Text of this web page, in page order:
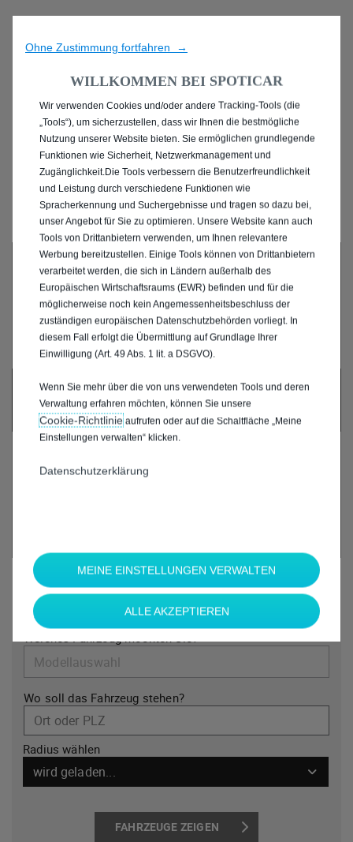
ENTDECKEN SIE ALLE
GEBRAUCHTWAGEN IN
GÖRLITZ
UM DIESE GOOGLE MAPS-KARTE ANZUZEIGEN,
AKZEPTIEREN SIE BITTE DIE FÜR
MARKETING/WERBUNG RELEVANTEN-COOKIES.
Welche Marke möchten Sie?*
Welches Fahrzeug möchten Sie?
Wo soll das Fahrzeug stehen?
Ort oder PLZ
Radius wählen
wird geladen...
FAHRZEUGE ZEIGEN
Ohne Zustimmung fortfahren →
WILLKOMMEN BEI SPOTICAR
Wir verwenden Cookies und/oder andere Tracking-Tools (die
„Tools“), um sicherzustellen, dass wir Ihnen die bestmögliche
Nutzung unserer Website bieten. Sie ermöglichen grundlegende
Funktionen wie Sicherheit, Netzwerkmanagement und
Zugänglichkeit.Die Tools verbessern die Benutzerfreundlichkeit
und Leistung durch verschiedene Funktionen wie
Spracherkennung und Suchergebnisse und tragen so dazu bei,
unser Angebot für Sie zu optimieren. Unsere Website kann auch
Tools von Drittanbietern verwenden, um Ihnen relevantere
Werbung bereitzustellen. Einige Tools können von Drittanbietern
verarbeitet werden, die sich in Ländern außerhalb des
Europäischen Wirtschaftsraums (EWR) befinden und für die
möglicherweise noch kein Angemessenheitsbeschluss der
zuständigen europäischen Datenschutzbehörden vorliegt. In
diesem Fall erfolgt die Übermittlung auf Grundlage Ihrer
Einwilligung (Art. 49 Abs. 1 lit. a DSGVO).
Wenn Sie mehr über die von uns verwendeten Tools und deren
Verwaltung erfahren möchten, können Sie unsere
Cookie‑Richtlinieaufrufen oder auf die Schaltfläche „Meine
Einstellungen verwalten“ klicken.
Datenschutzerklärung
MEINE EINSTELLUNGEN VERWALTEN
ALLE AKZEPTIEREN